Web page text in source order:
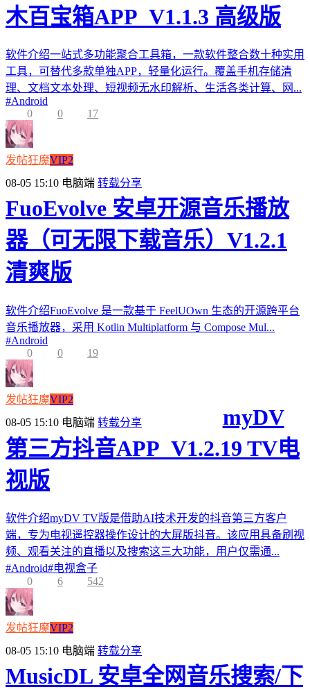
木百宝箱APP_V1.1.3 高级版
软件介绍一站式多功能聚合工具箱，一款软件整合数十种实用
工具，可替代多款单独APP，轻量化运行。覆盖手机存储清
理、文档文本处理、短视频无水印解析、生活各类计算、网...
#Android
0
0 17
发帖狂魔VIP2
08-05 15:10 电脑端 转载分享
FuoEvolve 安卓开源音乐播放
器（可无限下载音乐）V1.2.1
清爽版
软件介绍FuoEvolve 是一款基于 FeelUOwn 生态的开源跨平台
音乐播放器，采用 Kotlin Multiplatform 与 Compose Mul...
#Android
0
0 19
发帖狂魔VIP2
08-05 15:10 电脑端 转载分享
myDV
第三方抖音APP_V1.2.19 TV电
视版
软件介绍myDV TV版是借助AI技术开发的抖音第三方客户
端，专为电视遥控器操作设计的大屏版抖音。该应用具备刷视
频、观看关注的直播以及搜索这三大功能，用户仅需通...
#Android#电视盒子
0
6 542
发帖狂魔VIP2
08-05 15:10 电脑端 转载分享
MusicDL 安卓全网音乐搜索/下